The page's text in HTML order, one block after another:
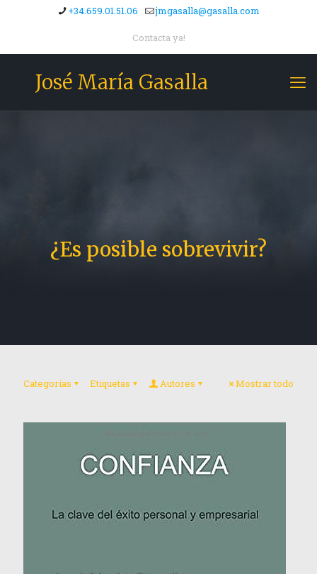
+34.659.01.51.06 jmgasalla@gasalla.com
Contacta ya!
José María Gasalla
¿Es posible sobrevivir?
Categorías Etiquetas Autores Mostrar todo